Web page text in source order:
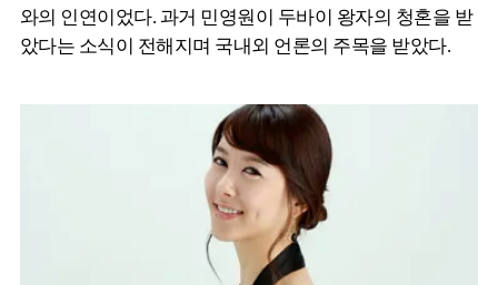
와의 인연이었다. 과거 민영원이 두바이 왕자의 청혼을 받
았다는 소식이 전해지며 국내외 언론의 주목을 받았다.